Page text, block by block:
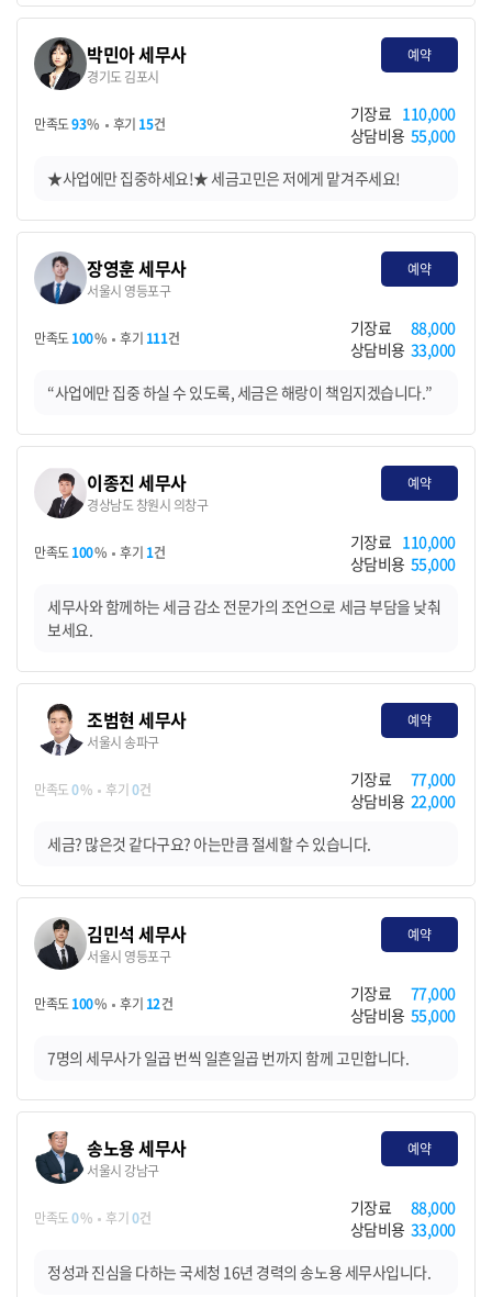
박민아 세무사
경기도 김포시
예약
만족도93% 후기 15건 기장료 110,000
상담비용 55,000
★사업에만 집중하세요!★ 세금고민은 저에게 맡겨주세요!
장영훈 세무사
서울시 영등포구
예약
만족도100% 후기 111건 기장료
88,000
상담비용 33,000
“사업에만 집중 하실 수 있도록, 세금은 해랑이 책임지겠습니다.”
이종진 세무사
경상남도 창원시 의창구
예약
만족도100% 후기 1건 기장료 110,000
상담비용 55,000
세무사와 함께하는 세금 감소 전문가의 조언으로 세금 부담을 낮춰
보세요.
조범현 세무사
서울시 송파구
예약
만족도0% 후기0건 기장료
77,000
상담비용 22,000
세금? 많은것 같다구요? 아는만큼 절세할 수 있습니다.
김민석 세무사
서울시 영등포구
예약
만족도100% 후기 12건 기장료
77,000
상담비용 55,000
7명의 세무사가 일곱 번씩 일흔일곱 번까지 함께 고민합니다.
송노용 세무사
서울시 강남구
예약
만족도0% 후기0건 기장료
88,000
상담비용 33,000
정성과 진심을 다하는 국세청 16년 경력의 송노용 세무사입니다.